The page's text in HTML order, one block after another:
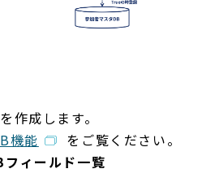
作成します。
機能
をご覧ください。
ィールド一覧